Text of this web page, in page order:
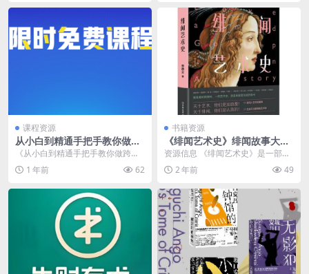
课程资源
从小白到精通手把手教你做跨
境《从小白到精通手把手教你做跨
境》课程专为跨境电商新手设计，
系统讲解跨境电商的运营...
1 年前 62
书籍资源
《绯闻艺术史》绯闻故事大爆
料 情爱故事
资源信息 《绯闻艺术史》是一部集
绯闻故事大爆料与情爱故事于一体
的作品。该书通过深...
2 年前 49